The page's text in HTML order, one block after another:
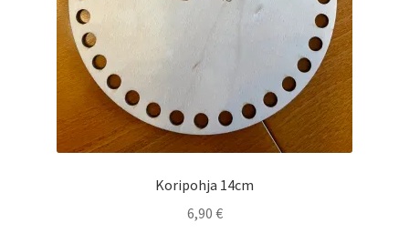
Koripohja 14cm
6,90 €